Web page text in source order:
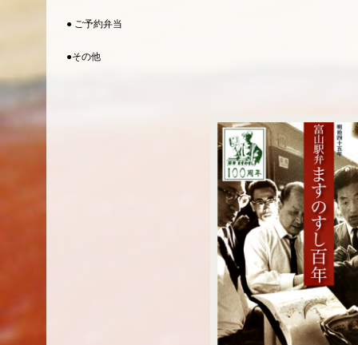
● ご予約弁当
●その他